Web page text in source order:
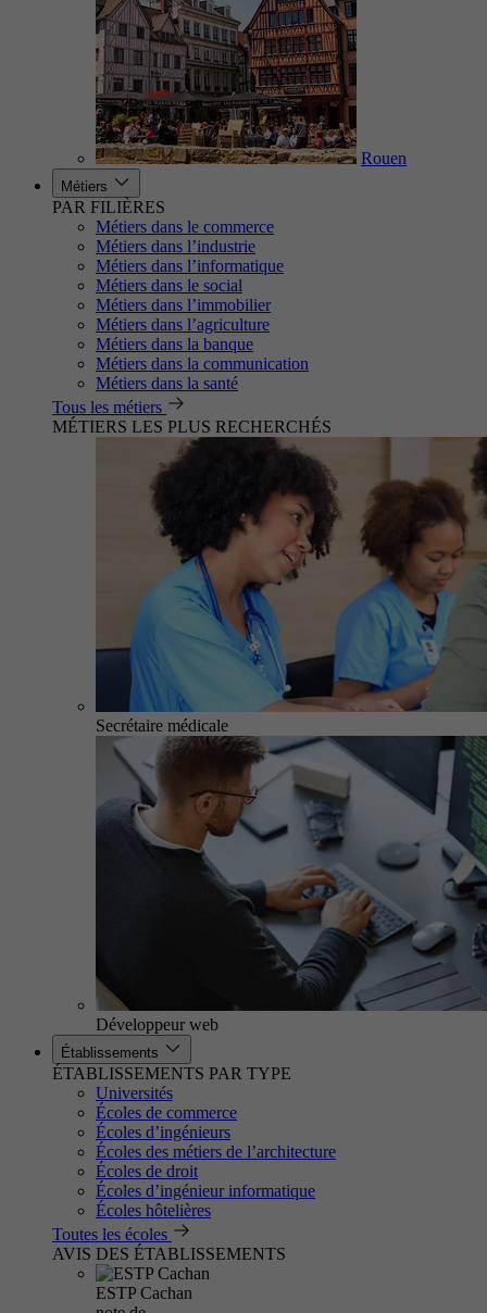
Rouen
Métiers
PAR FILIÈRES
Métiers dans le commerce
Métiers dans l’industrie
Métiers dans l’informatique
Métiers dans le social
Métiers dans l’immobilier
Métiers dans l’agriculture
Métiers dans la banque
Métiers dans la communication
Métiers dans la santé
Tous les métiers
MÉTIERS LES PLUS RECHERCHÉS
Secrétaire médicale
Développeur web
Établissements
ÉTABLISSEMENTS PAR TYPE
Universités
Écoles de commerce
Écoles d’ingénieurs
Écoles des métiers de l’architecture
Écoles de droit
Écoles d’ingénieur informatique
Écoles hôtelières
Toutes les écoles
AVIS DES ÉTABLISSEMENTS
ESTP Cachan